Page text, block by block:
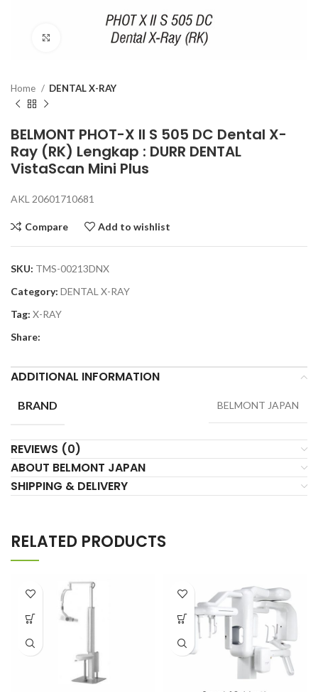
Click to enlarge
Home DENTAL X-RAY
BELMONT PHOT-X II S 505 DC Dental X-
Ray (RK) Lengkap : DURR DENTAL
VistaScan Mini Plus
AKL 20601710681
Compare Add to wishlist
SKU: TMS-00213DNX
Category: DENTAL X-RAY
Tag: X-RAY
Share:
ADDITIONAL INFORMATION
BRAND BELMONT JAPAN
REVIEWS (0)
ABOUT BELMONT JAPAN
SHIPPING & DELIVERY
RELATED PRODUCTS